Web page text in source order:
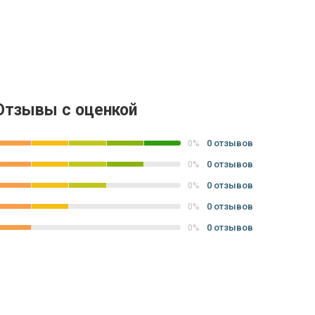
с оценкой
0% 0 отзывов
0% 0 отзывов
0% 0 отзывов
0% 0 отзывов
0% 0 отзывов